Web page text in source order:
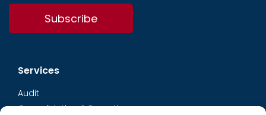
Subscribe
Services
Audit
Consolidation & Reporting